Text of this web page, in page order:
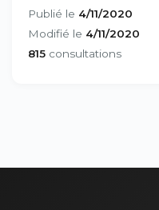
Publié le 4/11/2020
Modifié le 4/11/2020
815 consultations